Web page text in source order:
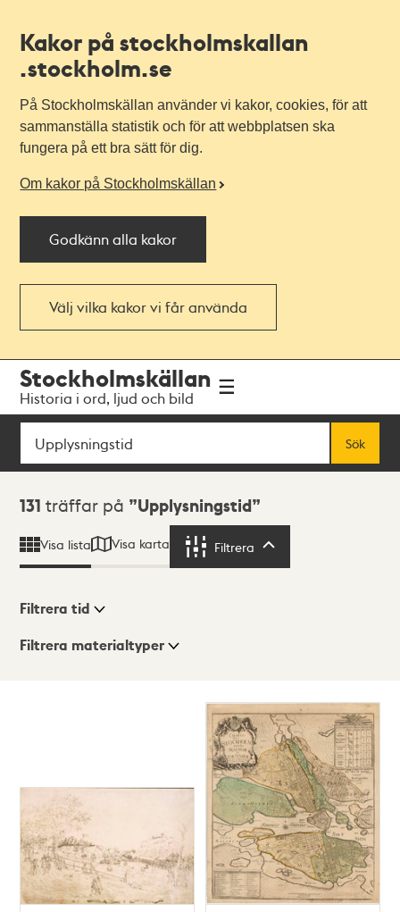
Kakor på stockholmskallan
.stockholm.se
På Stockholmskällan använder vi kakor, cookies, för att
sammanställa statistik och för att webbplatsen ska
fungera på ett bra sätt för dig.
Om kakor på Stockholmskällan
Godkänn alla kakor
Välj vilka kakor vi får använda
navigationen
huvudinnehållet
Stockholmskällan
Historia i ord, ljud och bild
Sök
Sök
Sökresultat
131 träffar på Upplysningstid
Visa lista Visa karta Filtrera
Visningsläge
Filtrera tid
Filtrera materialtyper